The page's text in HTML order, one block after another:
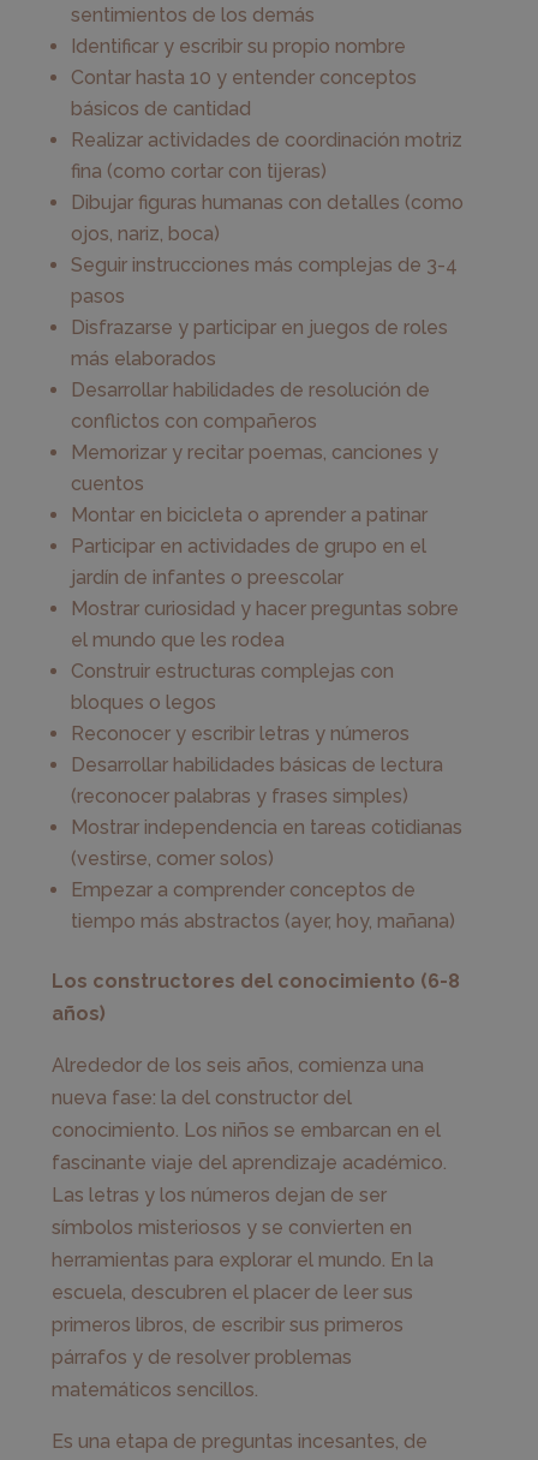
sentimientos de los demás
Identificar y escribir su propio nombre
Contar hasta 10 y entender conceptos
básicos de cantidad
Realizar actividades de coordinación motriz
fina (como cortar con tijeras)
Dibujar figuras humanas con detalles (como
ojos, nariz, boca)
Seguir instrucciones más complejas de 3-4
pasos
Disfrazarse y participar en juegos de roles
más elaborados
Desarrollar habilidades de resolución de
conflictos con compañeros
Memorizar y recitar poemas, canciones y
cuentos
Montar en bicicleta o aprender a patinar
Participar en actividades de grupo en el
jardín de infantes o preescolar
Mostrar curiosidad y hacer preguntas sobre
el mundo que les rodea
Construir estructuras complejas con
bloques o legos
Reconocer y escribir letras y números
Desarrollar habilidades básicas de lectura
(reconocer palabras y frases simples)
Mostrar independencia en tareas cotidianas
(vestirse, comer solos)
Empezar a comprender conceptos de
tiempo más abstractos (ayer, hoy, mañana)
Los constructores del conocimiento (6-8
años)
Alrededor de los seis años, comienza una
nueva fase: la del constructor del
conocimiento. Los niños se embarcan en el
fascinante viaje del aprendizaje académico.
Las letras y los números dejan de ser
símbolos misteriosos y se convierten en
herramientas para explorar el mundo. En la
escuela, descubren el placer de leer sus
primeros libros, de escribir sus primeros
párrafos y de resolver problemas
matemáticos sencillos.
Es una etapa de preguntas incesantes, de